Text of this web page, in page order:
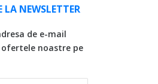
NEWSLETTER
de e-mail
noastre pe